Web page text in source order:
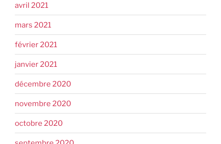
avril 2021
mars 2021
février 2021
janvier 2021
décembre 2020
novembre 2020
octobre 2020